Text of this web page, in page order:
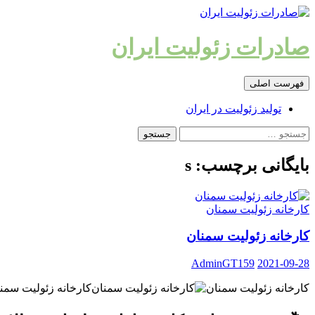
رفتن
نوشته‌ها
صادرات زئولیت ایران
جست‌وجو
فهرست اصلی
تولید زئولیت در ایران
جستجو
بایگانی برچسب: s
کارخانه زئولیت سمنان
کارخانه زئولیت سمنان
2021-09-28
AdminGT159
کارخانه زئولیت سمنان کارخانه زئولیت